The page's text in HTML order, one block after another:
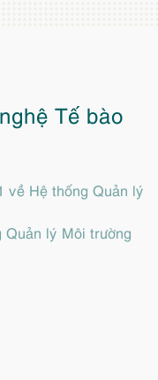
Tế bào
về Hệ thống Quản lý
Quản lý Môi trường